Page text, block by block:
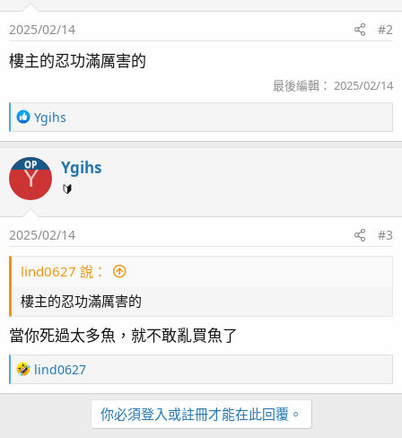
2025/02/14 #2
樓主的忍功滿厲害的
最後編輯： 2025/02/14
R
e
c
i
o
n
：
Ygihs
OP
Y Ygihs
🔰
2025/02/14 #3
lind0627 說：
樓主的忍功滿厲害的
當你死過太多魚，就不敢亂買魚了
R
e
lind0627
你必須登入或註冊才能在此回覆。